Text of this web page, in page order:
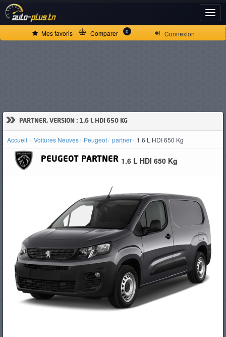
Connexion
Mes favoris Comparer 0
» PARTNER, VERSION : 1.6 L HDI 650 KG
Accueil Voitures Neuves Peugeot partner 1.6 L HDI 650 Kg
PEUGEOT PARTNER 1.6 L HDI 650 Kg
ACCUEIL
D'OCCASION
PNEUS